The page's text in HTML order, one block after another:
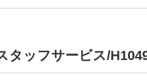
タッフサービス/